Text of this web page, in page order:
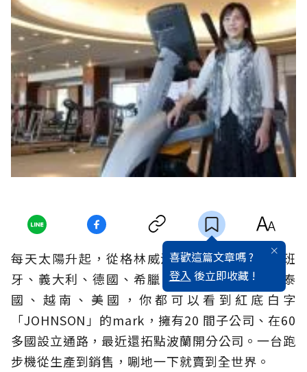
喜歡這篇文章嗎 ?
登入 後立即收藏 !
每天太陽升起，從格林威治線開始，英國、西班
牙、義大利、德國、希臘、中國、馬來西亞、泰
國、越南、美國，你都可以看到紅底白字
「JOHNSON」的mark，擁有20 間子公司、在60
多國設立通路，最近還拓點波蘭開分公司。一台跑
步機從生產到銷售，唰地一下就賣到全世界。